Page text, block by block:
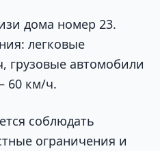
дома номер 23.
легковые
автомобили
60 км/ч.
соблюдать
ограничения и